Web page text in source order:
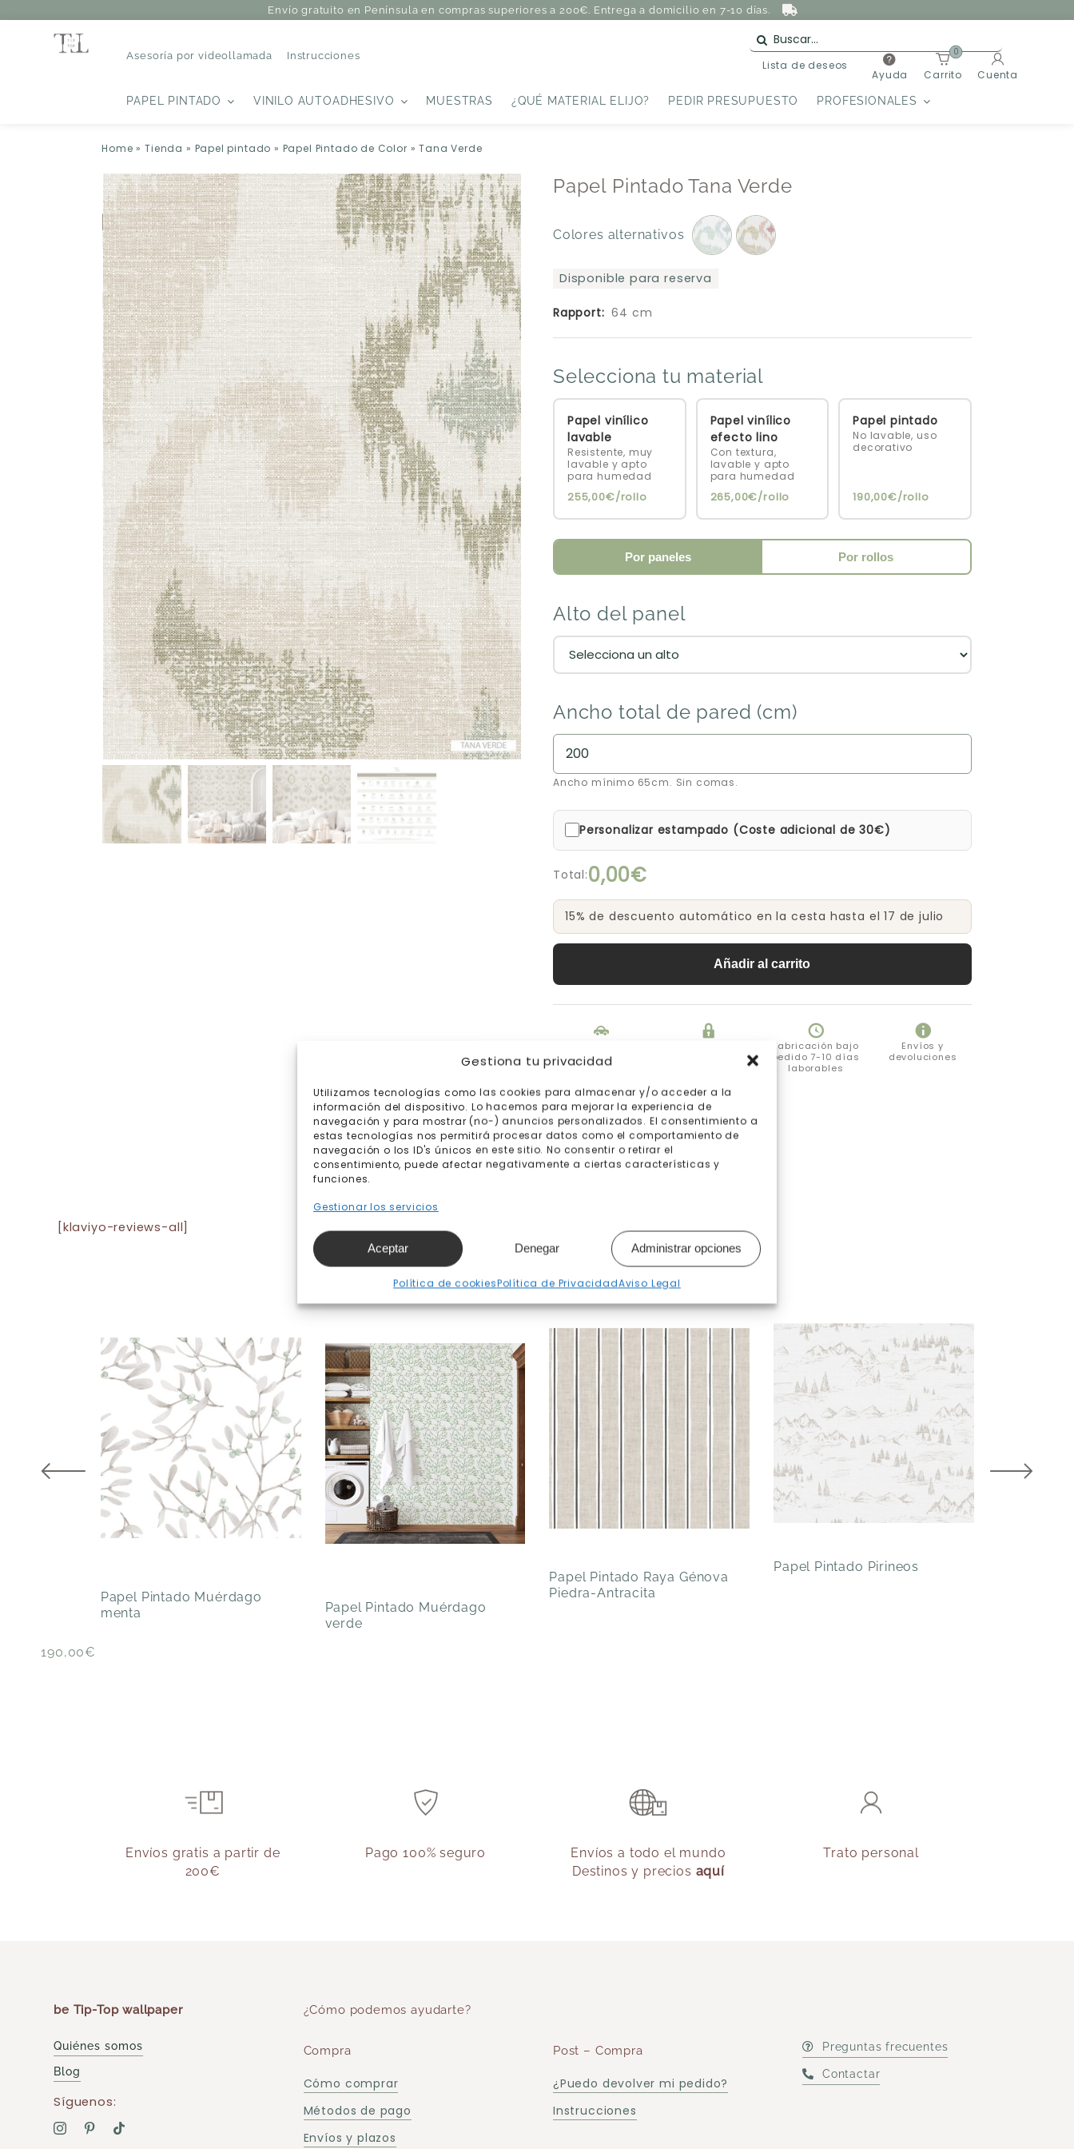
Gestiona tu privacidad
Utilizamos tecnologías como las cookies para almacenar y/o acceder a la
información del dispositivo. Lo hacemos para mejorar la experiencia de
navegación y para mostrar (no-) anuncios personalizados. El consentimiento a
estas tecnologías nos permitirá procesar datos como el comportamiento de
navegación o los ID's únicos en este sitio. No consentir o retirar el
consentimiento, puede afectar negativamente a ciertas características y
funciones.
Gestionar los servicios
Aceptar Denegar Administrar opciones
Política de cookiesPolítica de PrivacidadAviso Legal
Envío gratuito en Península en compras superiores a 200€. Entrega a domicilio en 7-10 días.
Asesoría por videollamada Instrucciones
Lista de deseos
Ayuda Carrito
0
Cuenta
PAPEL PINTADO VINILO AUTOADHESIVO MUESTRAS ¿QUÉ MATERIAL ELIJO? PEDIR PRESUPUESTO PROFESIONALES
Home »Tienda » Papel pintado » Papel Pintado de Color »Tana Verde
Papel Pintado Tana Verde
Colores alternativos
Disponible para reserva
Rapport: 64 cm
Selecciona tu material
Papel vinílico
lavable
Resistente, muy
lavable y apto
para humedad
255,00€/rollo
Papel vinílico
efecto lino
Con textura,
lavable y apto
para humedad
265,00€/rollo
Papel pintado
No lavable, uso
decorativo
190,00€/rollo
Por paneles Por rollos
Alto del panel
Ancho total de pared (cm)
Ancho mínimo 65cm. Sin comas.
Personalizar estampado (Coste adicional de 30€)
Total:0,00€
15% de descuento automático en la cesta hasta el 17 de julio
Añadir al carrito
partir de 200€
Fabricación bajo
pedido 7-10 días
laborables
Envíos y
devoluciones
[klaviyo-reviews-all]
Productos relacionados
Papel Pintado Muérdago
menta
Papel Pintado Muérdago
verde
Papel Pintado Raya Génova
Piedra-Antracita
Papel Pintado Pirineos
190,00€
Envíos gratis a partir de
200€
Pago 100% seguro
Envíos a todo el mundo
Destinos y precios aquí
Trato personal
be Tip-Top wallpaper
Quiénes somos
Blog
Síguenos:
¿Cómo podemos ayudarte?
Compra
Cómo comprar
Métodos de pago
Envíos y plazos
Post – Compra
¿Puedo devolver mi pedido?
Instrucciones
Preguntas frecuentes
Contactar